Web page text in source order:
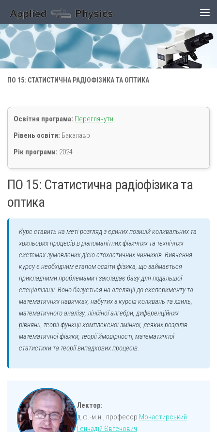
Skip to content
ПО 15: СТАТИСТИЧНА РАДІОФІЗИКА ТА ОПТИКА
Освітня програма: Переглянути
Рівень освіти: Бакалавр
Рік програми: 2024
ПО 15: Статистична радіофізика та
оптика
Курс ставить на меті розгляд з єдиних позицій коливальних та
хвильових процесів в різноманітних фізичних та технічних
системах зумовлених дією стохастичних чинників. Вивчення
курсу є необхідним етапом освіти фізика, що займається
прикладними проблемами і закладає базу для подальшої
спеціалізації. Воно базується на апеляції до експерименту та
математичних навичках, набутих з курсів коливань та хвиль,
математичного аналізу, лінійної алгебри, диференційних
рівнянь, теорії функції комплексної змінної, деяких розділів
математичної фізики, теорії ймовірності, математичної
статистики та теорії випадкових процесів.
Лектор:
д.ф.-м.н., професор Монастирський
Геннадій Євгенович